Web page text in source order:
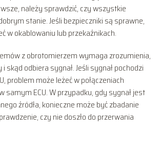
należy sprawdzić, czy wszystkie
stanie. Jeśli bezpieczniki są sprawne,
w okablowaniu lub przekaźnikach.
z obrotomierzem wymaga zrozumienia,
skąd odbiera sygnał. Jeśli sygnał pochodzi
problem może leżeć w połączeniach
samym ECU. W przypadku, gdy sygnał jest
źródła, konieczne może być zbadanie
czy nie doszło do przerwania